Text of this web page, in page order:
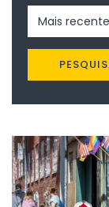
Mais